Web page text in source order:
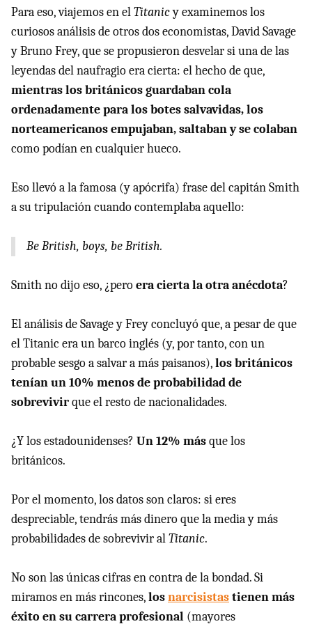
Para eso, viajemos en elTitanicy examinemos los
curiosos análisis de otros dos economistas, David Savage
y Bruno Frey, que se propusieron desvelar si una de las
leyendas del naufragio era cierta: el hecho de que,
mientras los británicos guardaban cola
ordenadamente para los botes salvavidas, los
norteamericanos empujaban, saltaban y se colaban
como podían en cualquier hueco.
Eso llevó a la famosa (y apócrifa) frase del capitán Smith
a su tripulación cuando contemplaba aquello:
Be British, boys, be British.
Smith no dijo eso, ¿peroera cierta la otra anécdota?
El análisis de Savage y Frey concluyó que, a pesar de que
el Titanic era un barco inglés (y, por tanto, con un
probable sesgo a salvar a más paisanos),los británicos
tenían un 10% menos de probabilidad de
sobrevivirque el resto de nacionalidades.
¿Y los estadounidenses? Un 12% másque los
británicos.
Por el momento, los datos son claros: si eres
despreciable, tendrás más dinero que la media y más
probabilidades de sobrevivir alTitanic.
No son las únicas cifras en contra de la bondad. Si
miramos en más rincones,losnarcisistastienen más
éxito en su carrera profesional (mayores